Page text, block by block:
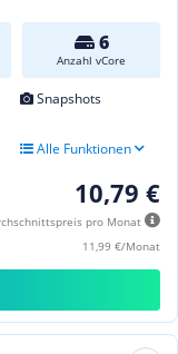
6
Anzahl vCore
Snapshots
Alle Funktionen
10,79 €
pro Monat
11,99 €/Monat